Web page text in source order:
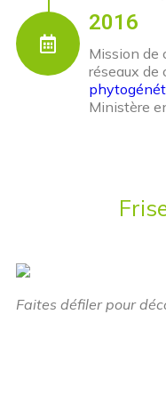
2016
Mission de
réseaux de
Ministère
Faites défiler pour